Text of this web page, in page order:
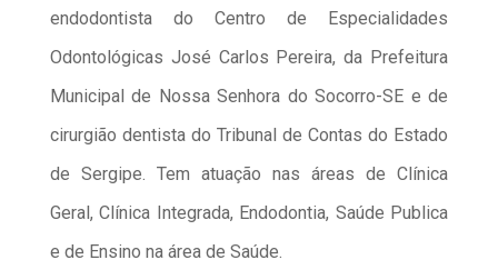
endodontista do Centro de Especialidades
Odontológicas José Carlos Pereira, da Prefeitura
Municipal de Nossa Senhora do Socorro-SE e de
cirurgião dentista do Tribunal de Contas do Estado
de Sergipe. Tem atuação nas áreas de Clínica
Geral, Clínica Integrada, Endodontia, Saúde Publica
e de Ensino na área de Saúde.